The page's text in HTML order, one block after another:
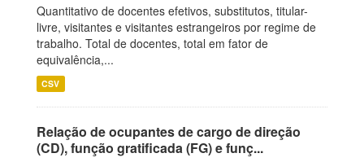
Quantitativo de docentes efetivos, substitutos, titular-
livre, visitantes e visitantes estrangeiros por regime de
trabalho. Total de docentes, total em fator de
equivalência,...
CSV
Relação de ocupantes de cargo de direção
(CD), função gratificada (FG) e funç...